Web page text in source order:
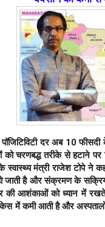
पॉजिटिविटी दर अब 10
चरणबद्ध तरीके से हटाने पर
स्‍वास्‍थ्‍य मंत्री राजेश टोपे
जाती है और संक्रमण के
की आशंकाओं को ध्‍यान में
कमी आती है और अस्‍पतालों